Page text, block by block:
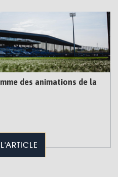
des animations de la